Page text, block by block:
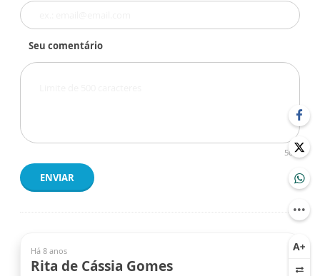
Seu comentário
500
ENVIAR
Há 8 anos
Rita de Cássia Gomes